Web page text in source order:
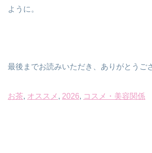
ように。
最後までお読みいただき、ありがとうご
お茶, オススメ , 2026, コスメ・美容関係